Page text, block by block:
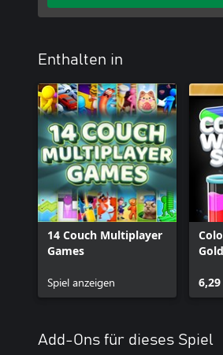
Enthalten in
14 Couch Multiplayer
Games
Spiel anzeigen
Add-Ons für dieses Spiel